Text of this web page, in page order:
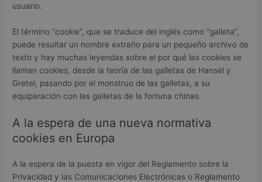
usuario.
El término “cookie”, que se traduce del inglés como “galleta”,
puede resultar un nombre extraño para un pequeño archivo de
texto y hay muchas leyendas sobre el por qué las cookies se
llaman cookies, desde la teoría de las galletas de Hansel y
Gretel, pasando por el monstruo de las galletas, a su
equiparación con las galletas de la fortuna chinas.
A la espera de una nueva normativa
cookies en Europa
A la espera de la puesta en vigor del Reglamento sobre la
Privacidad y las Comunicaciones Electrónicas o Reglamento